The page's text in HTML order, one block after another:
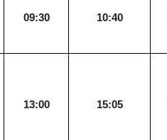
09:30 10:40
13:00 15:05